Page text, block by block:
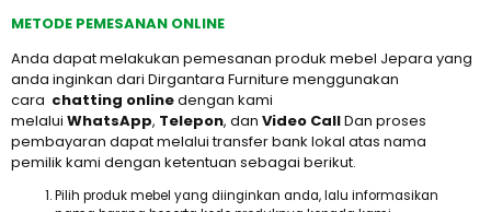
METODE PEMESANAN ONLINE
Anda dapat melakukan pemesanan produk mebel Jepara yang
anda inginkan dari Dirgantara Furniture menggunakan
cara chatting onlinedengan kami
melalui WhatsApp, Telepon, dan Video CallDan proses
pembayaran dapat melalui transfer bank lokal atas nama
pemilik kami dengan ketentuan sebagai berikut.
Pilih produk mebel yang diinginkan anda, lalu informasikan